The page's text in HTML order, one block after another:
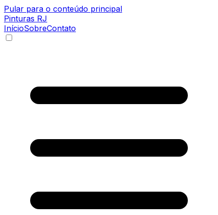
Pular para o conteúdo principal
Pinturas RJ
InícioSobreContato